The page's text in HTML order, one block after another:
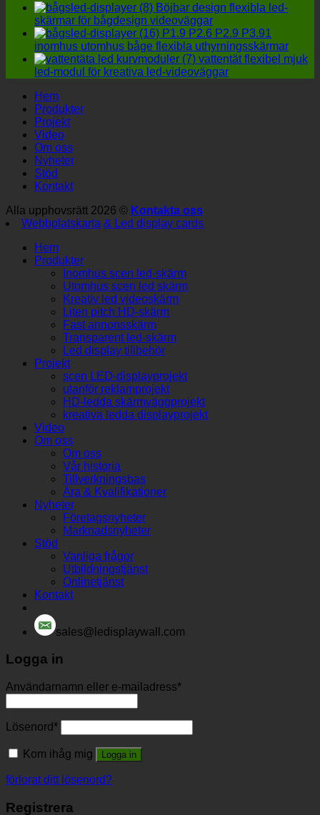
Böjbar design flexibla led-
skärmar för bågdesign videoväggar
P1.9 P2.6 P2.9 P3.91
inomhus utomhus båge flexibla uthyrningsskärmar
vattentät flexibel mjuk
led-modul för kreativa led-videoväggar
Hem
Produkter
Projekt
Video
Om oss
Nyheter
Stöd
Kontakt
Alla upphovsrätt 2026 © Kontakta oss
Webbplatskarta & Led display cards
Hem
Produkter
Inomhus scen led-skärm
Utomhus scen led skärm
Kreativ led videoskärm
Liten pitch HD-skärm
Fast annonsskärm
Transparent led-skärm
Led display tillbehör
Projekt
scen LED-displayprojekt
utanför reklamprojekt
HD-ledda skärmväggprojekt
kreativa ledda displayprojekt
Video
Om oss
Om oss
Vår historia
Tillverkningsbas
Ära & Kvalifikationer
Nyheter
Företagsnyheter
Marknadsnyheter
Stöd
Vanliga frågor
Utbildningstjänst
Onlinetjänst
Kontakt
sales@ledisplaywall.com
Logga in
Användarnamn eller e-mailadress*
Lösenord*
Kom ihåg mig Logga in
förlorat ditt lösenord?
Registrera